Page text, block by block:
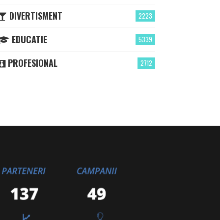
2223
DIVERTISMENT
5339
EDUCATIE
2712
PROFESIONAL